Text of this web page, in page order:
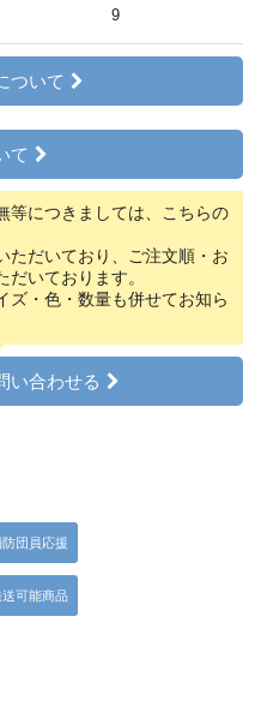
9
ついて
て
等につきましては、こちらの
ただいており、ご注文順・お
いております。
ズ・色・数量も併せてお知ら
い合わせる
団員応援
送可能商品